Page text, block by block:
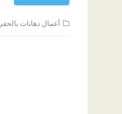
أعمال دهانات بالحفر